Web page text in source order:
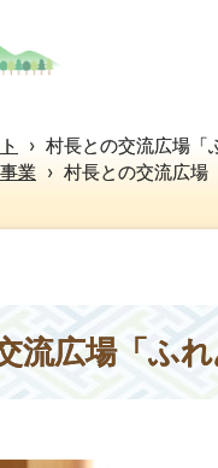
› 村長との交流広場「
業 › 村長との交流広場
流広場「ふ